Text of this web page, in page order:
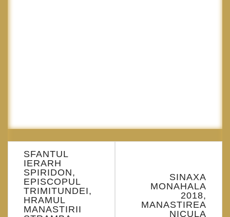
Navigare
articole
SFANTUL
IERARH
SPIRIDON,
EPISCOPUL
TRIMITUNDEI,
HRAMUL
MANASTIRII
SINAXA
MONAHALA
2018,
MANASTIREA
NICULA